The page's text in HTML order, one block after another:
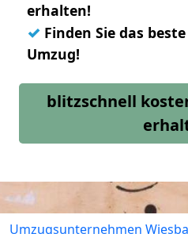
erhalten!
✓ Finden Sie das
Umzug!
blitzschnell
Umzugsunternehmen